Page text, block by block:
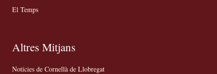
El Temps
Altres Mitjans
Notícies de Cornellà de Llobregat